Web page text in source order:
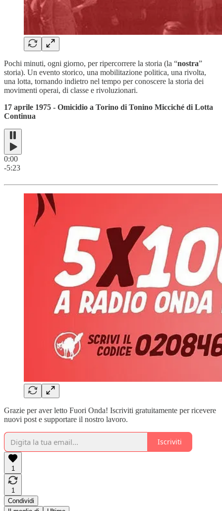
Pochi minuti, ogni giorno, per ripercorrere la storia (la “nostra”
storia). Un evento storico, una mobilitazione politica, una rivolta,
una lotta, tornando indietro nel tempo per conoscere la storia dei
movimenti operai, di classe e rivoluzionari.
17 aprile 1975 - Omicidio a Torino di Tonino Micciché di Lotta
Continua
0:00
-5:23
Grazie per aver letto Fuori Onda! Iscriviti gratuitamente per ricevere
nuovi post e supportare il nostro lavoro.
Iscriviti
1
1
Condividi